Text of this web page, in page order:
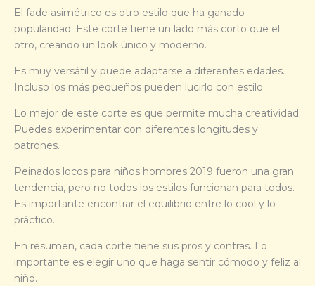
El fade asimétrico es otro estilo que ha ganado
popularidad. Este corte tiene un lado más corto que el
otro, creando un look único y moderno.
Es muy versátil y puede adaptarse a diferentes edades.
Incluso los más pequeños pueden lucirlo con estilo.
Lo mejor de este corte es que permite mucha creatividad.
Puedes experimentar con diferentes longitudes y
patrones.
Peinados locos para niños hombres 2019 fueron una gran
tendencia, pero no todos los estilos funcionan para todos.
Es importante encontrar el equilibrio entre lo cool y lo
práctico.
En resumen, cada corte tiene sus pros y contras. Lo
importante es elegir uno que haga sentir cómodo y feliz al
niño.